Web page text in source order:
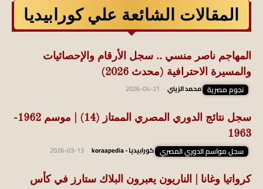
المقالات الشائعة علي كورابيديا
المهاجم ناصر منسي .. سجل الأرقام والإحصائيات
والمسيرة الاحترافية (محدث 2026)
نجوم مصرية محمد الزيني 2026-04-21
سجل نتائج الدوري المصري الممتاز (14) | موسم 1962-
1963
سجل مواسم الدوري المصري كورابيديا - koraapedia 2026-03-13
كرواتيا وغانا | الناريون يعبرون البلاك ستارز في كأس